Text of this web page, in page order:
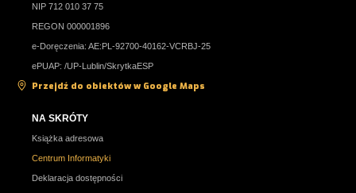
NIP 712 010 37 75
REGON 000001896
e-Doręczenia: AE:PL-92700-40162-VCRBJ-25
ePUAP: /UP-Lublin/SkrytkaESP
Przejdź do obiektów w Google Maps
NA SKRÓTY
Książka adresowa
Centrum Informatyki
Deklaracja dostępności